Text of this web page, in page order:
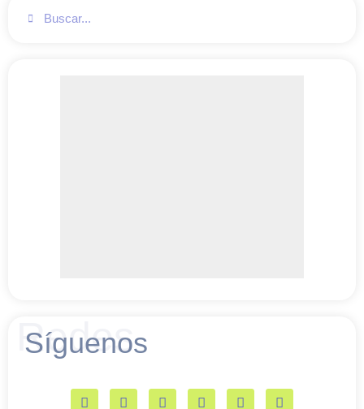
Redes
Síguenos